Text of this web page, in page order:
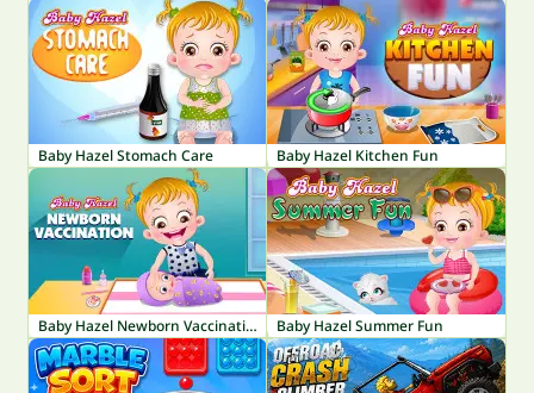
Baby Hazel Stomach Care Baby Hazel Kitchen Fun
Baby Hazel Newborn Vaccination Baby Hazel Summer Fun